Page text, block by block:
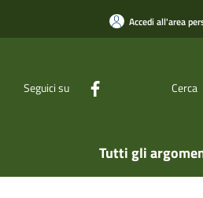
Accedi all'area
Seguici su Cerca
Tutti gli